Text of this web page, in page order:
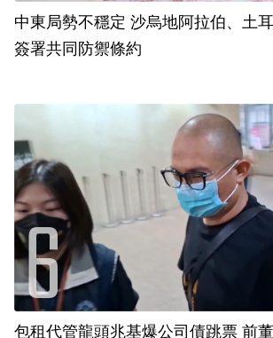
中東局勢不穩定 沙烏地阿拉伯、土
簽署共同防禦條約
包租代管龍頭兆基爆公司債跳票 前